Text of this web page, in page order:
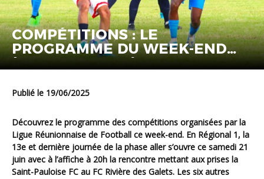
COMPÉTITIONS : LE
PROGRAMME DU WEEK-END
(20-21 & 22 JUIN)
Publié le 19/06/2025
Découvrez le programme des compétitions organisées par la
Ligue Réunionnaise de Football ce week-end. En Régional 1, la
13e et dernière journée de la phase aller s’ouvre ce samedi 21
juin avec à l’affiche à 20h la rencontre mettant aux prises la
Saint-Pauloise FC au FC Rivière des Galets. Les six autres